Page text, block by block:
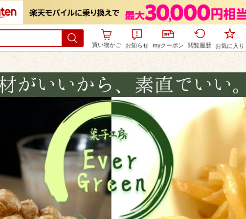
買い物かご お知らせ myクーポン 閲覧履歴 お気に入り